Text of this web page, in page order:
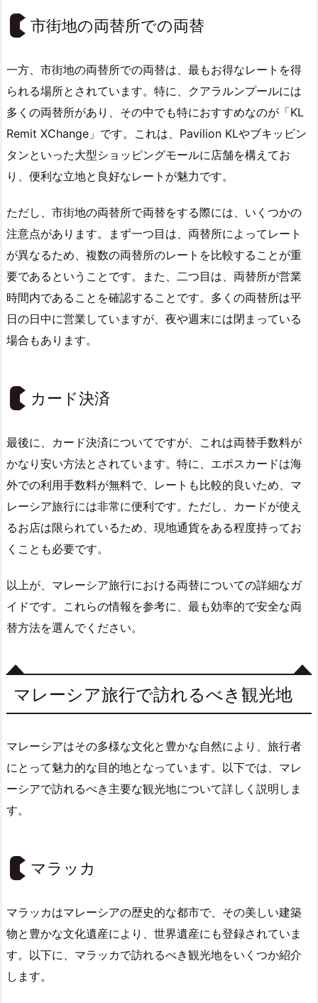
市街地の両替所での両替
一方、市街地の両替所での両替は、最もお得なレートを得
られる場所とされています。特に、クアラルンプールには
多くの両替所があり、その中でも特におすすめなのが「KL
Remit XChange」です。これは、Pavilion KLやブキッビン
タンといった大型ショッピングモールに店舗を構えてお
り、便利な立地と良好なレートが魅力です。
ただし、市街地の両替所で両替をする際には、いくつかの
注意点があります。まず一つ目は、両替所によってレート
が異なるため、複数の両替所のレートを比較することが重
要であるということです。また、二つ目は、両替所が営業
時間内であることを確認することです。多くの両替所は平
日の日中に営業していますが、夜や週末には閉まっている
場合もあります。
カード決済
最後に、カード決済についてですが、これは両替手数料が
かなり安い方法とされています。特に、エポスカードは海
外での利用手数料が無料で、レートも比較的良いため、マ
レーシア旅行には非常に便利です。ただし、カードが使え
るお店は限られているため、現地通貨をある程度持ってお
くことも必要です。
以上が、マレーシア旅行における両替についての詳細なガ
イドです。これらの情報を参考に、最も効率的で安全な両
替方法を選んでください。
マレーシア旅行で訪れるべき観光地
マレーシアはその多様な文化と豊かな自然により、旅行者
にとって魅力的な目的地となっています。以下では、マレ
ーシアで訪れるべき主要な観光地について詳しく説明しま
す。
マラッカ
マラッカはマレーシアの歴史的な都市で、その美しい建築
物と豊かな文化遺産により、世界遺産にも登録されていま
す。以下に、マラッカで訪れるべき観光地をいくつか紹介
します。